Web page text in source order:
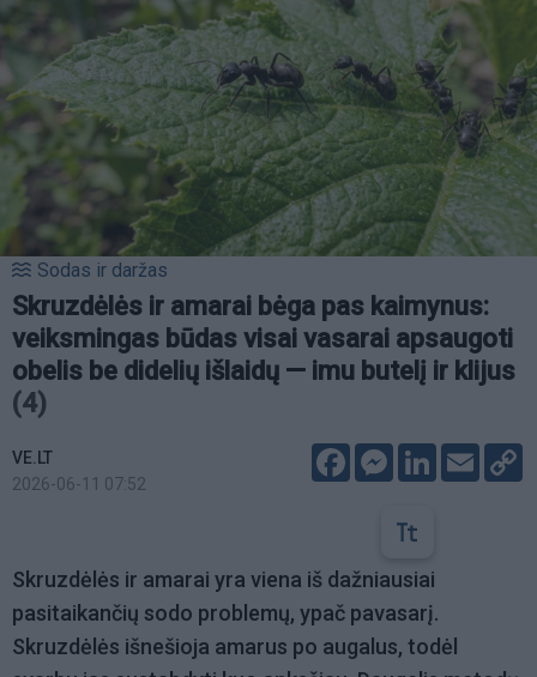
Sodas ir daržas
Skruzdėlės ir amarai bėga pas kaimynus:
veiksmingas būdas visai vasarai apsaugoti
obelis be didelių išlaidų — imu butelį ir klijus
(4)
VE.LT
2026-06-11 07:52
FacebookMessenger
LinkedIn
Email
Skruzdėlės ir amarai yra viena iš dažniausiai
pasitaikančių sodo problemų, ypač pavasarį.
Skruzdėlės išnešioja amarus po augalus, todėl